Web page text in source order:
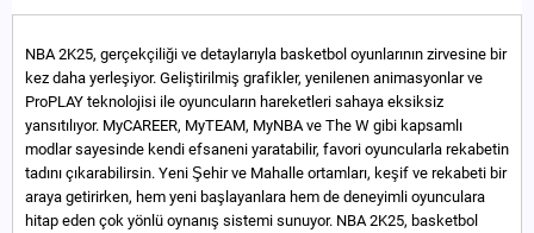
NBA 2K25, gerçekçiliği ve detaylarıyla basketbol oyunlarının zirvesine bir
kez daha yerleşiyor. Geliştirilmiş grafikler, yenilenen animasyonlar ve
ProPLAY teknolojisi ile oyuncuların hareketleri sahaya eksiksiz
yansıtılıyor. MyCAREER, MyTEAM, MyNBA ve The W gibi kapsamlı
modlar sayesinde kendi efsaneni yaratabilir, favori oyuncularla rekabetin
tadını çıkarabilirsin. Yeni Şehir ve Mahalle ortamları, keşif ve rekabeti bir
araya getirirken, hem yeni başlayanlara hem de deneyimli oyunculara
hitap eden çok yönlü oynanış sistemi sunuyor. NBA 2K25, basketbol